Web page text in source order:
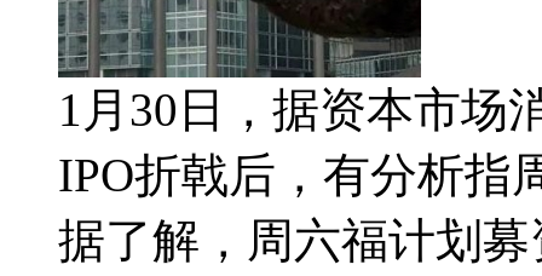
1月30日，据资本市场
IPO折戟后，有分析指
据了解，周六福计划